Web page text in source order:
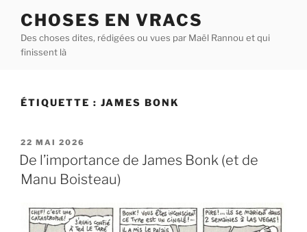
contenu
principal
CHOSES EN VRACS
Des choses dites, rédigées ou vues par Maël Rannou et qui
finissent là
ÉTIQUETTE : JAMES BONK
PUBLIÉ
LE
22 MAI 2026
De l’importance de James Bonk (et de
Manu Boisteau)